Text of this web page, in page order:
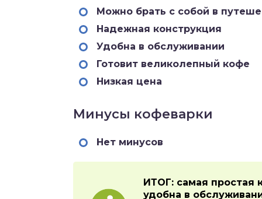
Можно брать с собой в
Надежная конструкция
Удобна в обслуживании
Готовит великолепный кофе
Низкая цена
Минусы кофеварки
Нет минусов
ИТОГ: самая простая
удобна в